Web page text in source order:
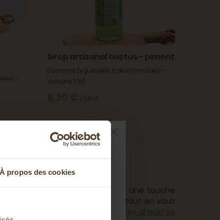
À propos des cookies
-
Sirop artisanal cactus - piment
Domaine Eyguebelle, transformateur -
Valaurie (26)
6,30 € / 50 cl
en toutes saisons pour ajouter une touche
de la douceur à votre journée tout en vous
pouvez également
acheter d’autres
sur votre